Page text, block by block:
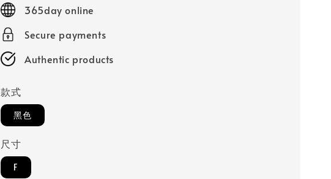
365day online
Secure payments
Authentic products
款式
黑色
尺寸
F